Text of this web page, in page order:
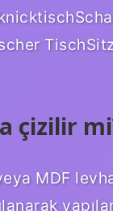
çizilir
MDF